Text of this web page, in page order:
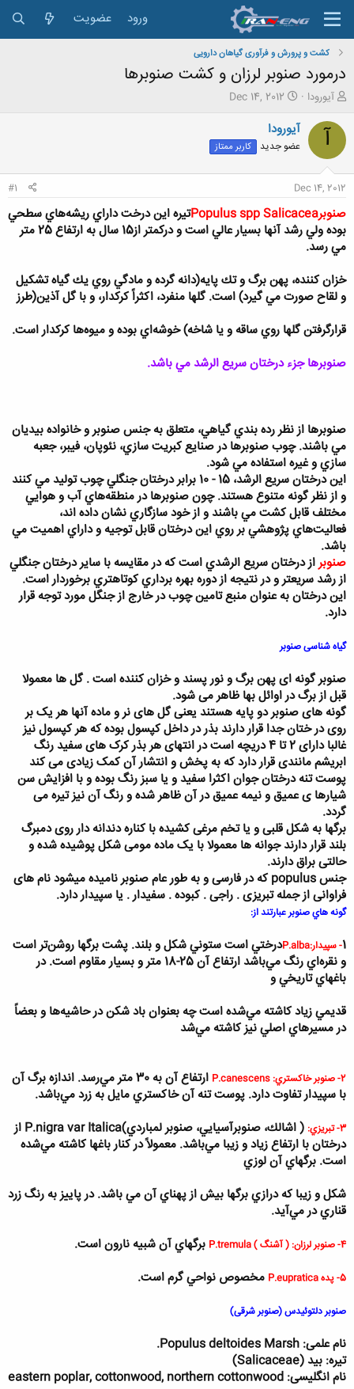
ورود عضویت
کشت و پرورش و فرآوری گیاهان دارویی
درمورد صنوبر لرزان و کشت صنوبرها
ش
و
ع
ک
ه
م
و
ض
ع
آیورودا
ت
ر
ی
خ
ع
Dec 14, 2012
آ آیورودا
عضو جدید کاربر ممتاز
Dec 14, 2012
#1
صنوبرPopulus spp Salicacea
تيره اين درخت داراي ريشه‌هاي سطحي
بوده ولي رشد آنها بسيار عالي است و دركمتر از15 سال به ارتفاع 25 متر
مي رسد.
خزان كننده‌، پهن برگ و تك پايه(دانه گرده و مادگي روي يك گياه تشكيل
و لقاح صورت مي گيرد) است. گلها منفرد، اكثراً كركدار، و با گل آذين(طرز
قرارگرفتن گلها روي ساقه و يا شاخه) خوشه‌اي بوده و ميوه‌ها كركدار است.
صنوبرها جزء درختان سريع الرشد مي باشد.
صنوبرها از نظر رده بندي گياهي، متعلق به جنس صنوبر و خانواده بيديان
مي باشند. چوب صنوبرها در صنايع كبريت سازي، نئوپان، فيبر، جعبه
سازي و غيره استفاده مي شود.
اين درختان سريع الرشد، 15 - 10 برابر درختان جنگلي چوب توليد مي كنند
و از نظر گونه متنوع هستند. چون صنوبرها در منطقه‌هاي آب و هوايي
مختلف قابل كشت مي باشند و از خود سازگاري نشان داده اند،
فعاليت‌هاي پژوهشي بر روي اين درختان قابل توجيه و داراي اهميت مي
باشد.
صنوبراز درختان سريع الرشدي است که در مقايسه با ساير درختان جنگلي
از رشد سريعتر و در نتيجه از دوره بهره برداري کوتاهتري برخوردار است.
اين درختان به عنوان منبع تامين چوب در خارج از جنگل مورد توجه قرار
دارد.
گیاه شناسی صنوبر
صنوبر گونه ای پهن برگ و نور پسند و خزان کننده است . گل ها معمولا
قبل از برگ در اوائل بها ظاهر می شود.
گونه های صنوبر دو پایه هستند یعنی گل های نر و ماده آنها هر یک بر
روی در ختان جدا قرار دارند بذر در داخل کپسول بوده که هر کپسول نیز
غالبا دارای 2 تا 4 دریچه است در انتهای هر بذر کرک های سفید رنگ
ابریشم مانندی قرار دارد که به پخش و انتشار آن کمک زیادی می کند
پوست تنه درختان جوان اکثرا سفید و یا سبز رنگ بوده و با افزایش سن
شیارها ی عمیق و نیمه عمیق در آن ظاهر شده و رنگ آن نیز تیره می
گردد.
برگها به شکل قلبی و یا تخم مرغی کشیده با کناره دندانه دار روی دمبرگ
بلند قرار دارند جوانه ها معمولا با یک ماده مومی شکل پوشیده شده و
حالتی براق دارند.
جنسpopulusکه در فارسی و به طور عام صنوبر نامیده میشود نام های
فراوانی از جمله تبریزی . راجی . کبوده . سفیدار . یا سپیدار دارد.
گونه هاي صنوبر عبارتند از:
1- سپيدار:P.albaدرختي است ستوني شكل و بلند. پشت برگها روشن‌تر است
و نقره‌اي رنگ مي‌باشد ارتفاع آن 25-18 متر و بسيار مقاوم است. در
باغهاي تاريخي و
قديمي زياد كاشته مي‌شده است چه بعنوان باد شكن در حاشيه‌ها و بعضاً
در مسيرهاي اصلي نيز كاشته مي‌شد
2- صنوبر خاكستري: P.canescens
ارتفاع آن به 30 متر مي‌رسد. اندازه برگ آن
با سپيدار تفاوت دارد. پوست تنه آن خاكستري مايل به زرد مي‌باشد.
3- تبريزي: ( اشالك‌، صنوبرآسيايي، صنوبر لمباردي)P.nigra var Italica از
درختان با ارتفاع زياد و زيبا مي‌باشد. معمولاً در كنار باغها كاشته مي‌‌شده
است. برگهاي آن لوزي
شكل و زيبا كه درازي برگها بيش از پهناي آن مي باشد. در پاييز به رنگ زرد
قناري در مي‌آيد.
4- صنوبر لرزان: ( آشنگ ) P.tremula برگهاي آن شبيه نارون است.
5- پده P.eupratica مخصوص نواحي گرم است.
صنوبر دلتوئیدس (صنوبر شرقی)
نام علمی: Populus deltoides Marsh
.
تیره: بید (Salicaceae
)
نام انگلیسی: eastern poplar, cottonwood, northern cottonwood